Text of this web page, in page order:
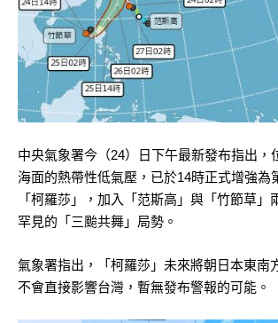
中央氣象署今（24）日下午最新發布指出，
海面的熱帶性低氣壓，已於14時正式增強為
「柯羅莎」，加入「范斯高」與「竹節草」
罕見的「三颱共舞」局勢。
氣象署指出，「柯羅莎」未來將朝日本東南
不會直接影響台灣，暫無發布警報的可能。